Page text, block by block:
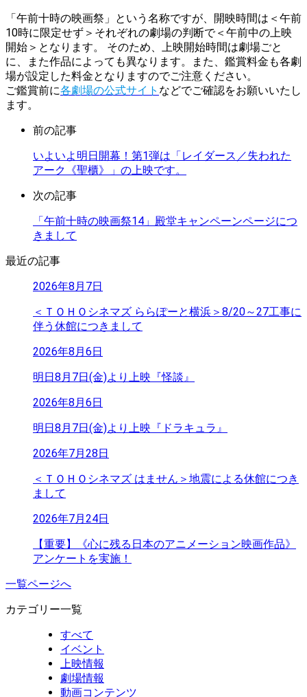
「午前十時の映画祭」という名称ですが、開映時間は＜午前
10時に限定せず＞それぞれの劇場の判断で＜午前中の上映
開始＞となります。 そのため、上映開始時間は劇場ごと
に、また作品によっても異なります。また、鑑賞料金も各劇
場が設定した料金となりますのでご注意ください。
ご鑑賞前に各劇場の公式サイト などでご確認をお願いいたし
ます。
前の記事
いよいよ明日開幕！第1弾は「レイダース／失われた
アーク《聖櫃》」の上映です。
次の記事
「午前十時の映画祭14」殿堂キャンペーンページにつ
きまして
最近の記事
2026年8月7日
＜ＴＯＨＯシネマズ ららぽーと横浜＞8/20～27工事に
伴う休館につきまして
2026年8月6日
明日8月7日(金)より上映『怪談』
2026年8月6日
明日8月7日(金)より上映『ドラキュラ』
2026年7月28日
＜ＴＯＨＯシネマズ はません＞地震による休館につき
まして
2026年7月24日
【重要】《心に残る日本のアニメーション映画作品》
アンケートを実施！
一覧ページへ
カテゴリー一覧
すべて
イベント
上映情報
劇場情報
動画コンテンツ